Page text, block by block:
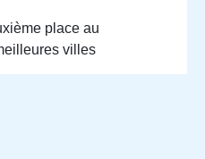
place au
villes